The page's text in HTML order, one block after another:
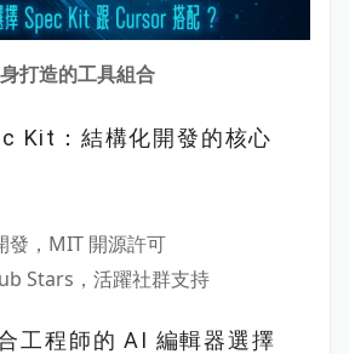
打造的工具組合
Kit：結構化開發的核心
發，MIT 開源許可
Stars，活躍社群支持
工程師的 AI 編輯器選擇